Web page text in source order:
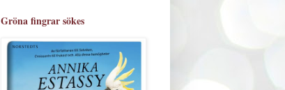
Gröna fingrar sökes